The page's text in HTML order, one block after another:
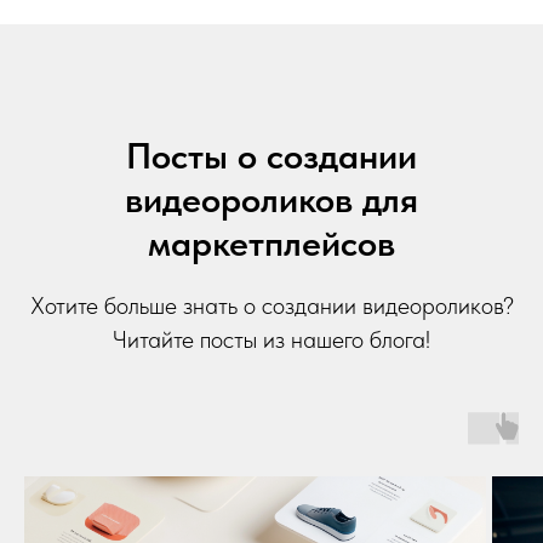
Посты о создании
видеороликов для
маркетплейсов
Хотите больше знать о создании видеороликов?
Читайте посты из нашего блога!